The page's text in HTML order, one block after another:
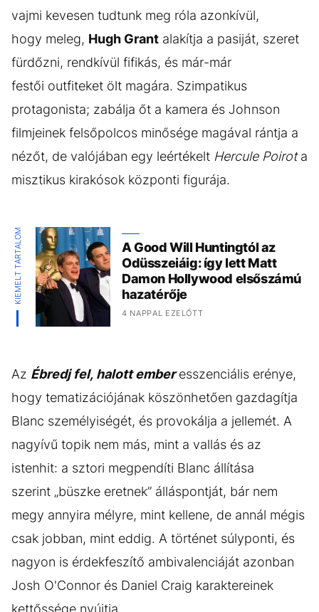
vajmi kevesen tudtunk meg róla azonkívül,
hogy meleg, Hugh Grant alakítja a pasiját, szeret
fürdőzni, rendkívül fifikás, és már-már
festői outfiteket ölt magára. Szimpatikus
protagonista; zabálja őt a kamera és Johnson
filmjeinek felsőpolcos minősége magával rántja a
nézőt, de valójában egy leértékelt Hercule Poirota
misztikus kirakósok központi figurája.
KIEMELT TARTALOM
A Good Will Huntingtól az
Odüsszeiáig: így lett Matt
Damon Hollywood elsőszámú
hazatérője
4 NAPPAL EZELŐTT
Az Ébredj fel, halott ember esszenciális erénye,
hogy tematizációjának köszönhetően gazdagítja
Blanc személyiségét, és provokálja a jellemét. A
nagyívű topik nem más, mint a vallás és az
istenhit: a sztori megpendíti Blanc állítása
szerint „büszke eretnek” álláspontját, bár nem
megy annyira mélyre, mint kellene, de annál mégis
csak jobban, mint eddig. A történet súlyponti, és
nagyon is érdekfeszítő ambivalenciáját azonban
Josh O'Connor és Daniel Craig karaktereinek
kettőssége nyújtja.